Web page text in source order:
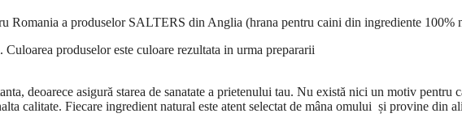
Romania a produselor SALTERS din Anglia (hrana pentru caini din ingrediente 100%
produselor este culoare rezultata in urma prepararii
deoarece asigură starea de sanatate a prietenului tau. Nu există nici un motiv pentru
calitate. Fiecare ingredient natural este atent selectat de mâna omului și provine din